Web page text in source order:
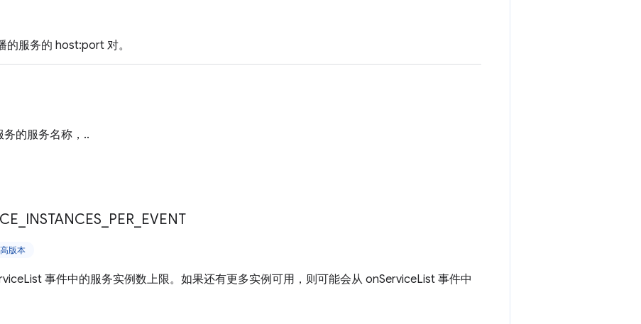
的服务的 host:port 对。
务的服务名称，..
INSTANCES PER EVENT
版本
事件中的服务实例数上限。如果还有更多实例可用，则可能会从 onServiceList 事件中